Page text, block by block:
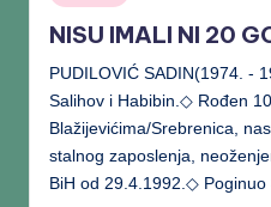
NISU IMALI NI 20
PUDILOVIĆ SADIN(1974. -
Salihov i Habibin.◇ Rođen
Blažijevićima/Srebrenica,
stalnog zaposlenja,
BiH od 29.4.1992.◇